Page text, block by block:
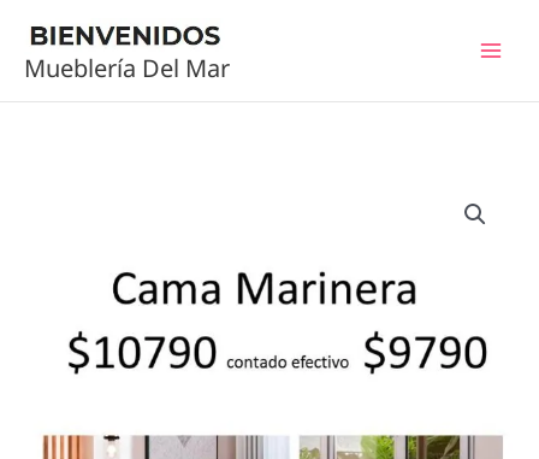
contenido
Mueblería Del Mar